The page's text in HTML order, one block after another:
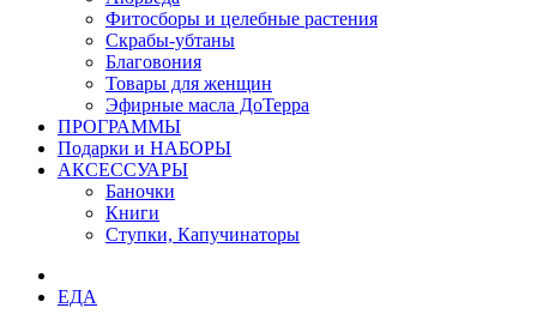
Фитосборы и целебные растения
Скрабы-убтаны
Благовония
Товары для женщин
Эфирные масла ДоТерра
ПРОГРАММЫ
Подарки и НАБОРЫ
АКСЕССУАРЫ
Баночки
Книги
Ступки, Капучинаторы
ЕДА